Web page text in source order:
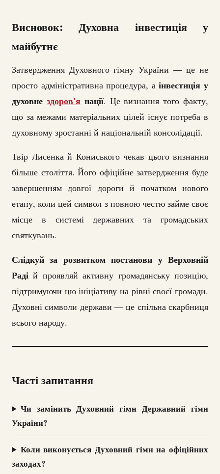
Висновок: Духовна інвестиція у
майбутнє
Затвердження Духовного гімну України — це не
просто адміністративна процедура, аінвестиція у
духовне здоров'янації. Це визнання того факту,
що за межами матеріальних цілей існує потреба в
духовному зростанні й національній консолідації.
Твір Лисенка й Кониського чекав цього визнання
більше століття. Його офіційне затвердження буде
завершенням довгої дороги й початком нового
етапу, коли цей символ з повною честю займе своє
місце в системі державних та громадських
святкувань.
Слідкуй за розвитком постанови у Верховній
Раді й проявляй активну громадянську позицію,
підтримуючи цю ініціативу на рівні своєї громади.
Духовні символи держави — це спільна скарбниця
всього народу.
Часті запитання
Чи замінить Духовний гімн Державний гімн
України?
Коли виконується Духовний гімн на офіційних
заходах?